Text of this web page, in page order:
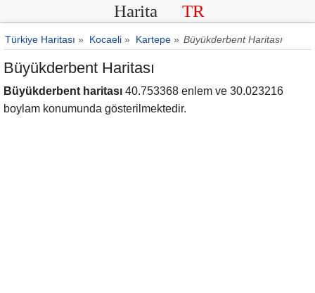
Harita TR
Türkiye Haritası » Kocaeli » Kartepe » Büyükderbent Haritası
Büyükderbent Haritası
Büyükderbent haritası 40.753368 enlem ve 30.023216
boylam konumunda gösterilmektedir.